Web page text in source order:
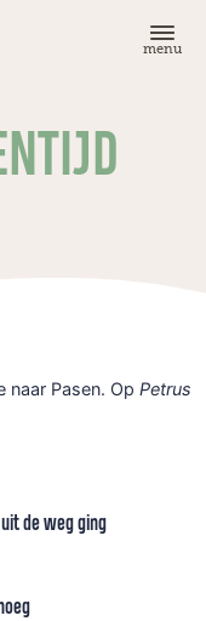
menu
naar Pasen. Op Petrus
de weg ging